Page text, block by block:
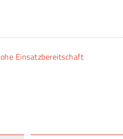
Einsatzbereitschaft